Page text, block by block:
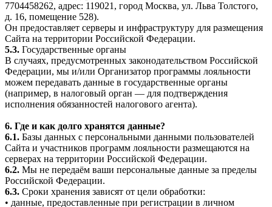
7704458262, адрес: 119021, город Москва, ул. Льва Толстого,
д. 16, помещение 528).
Он предоставляет серверы и инфраструктуру для размещения
Сайта на территории Российской Федерации.
5.3. Государственные органы
В случаях, предусмотренных законодательством Российской
Федерации, мы и/или Организатор программы лояльности
можем передавать данные в государственные органы
(например, в налоговый орган — для подтверждения
исполнения обязанностей налогового агента).
6. Где и как долго хранятся данные?
6.1. Базы данных с персональными данными пользователей
Сайта и участников программ лояльности размещаются на
серверах на территории Российской Федерации.
6.2. Мы не передаём ваши персональные данные за пределы
Российской Федерации.
6.3. Сроки хранения зависят от цели обработки:
• данные, предоставленные при регистрации в личном